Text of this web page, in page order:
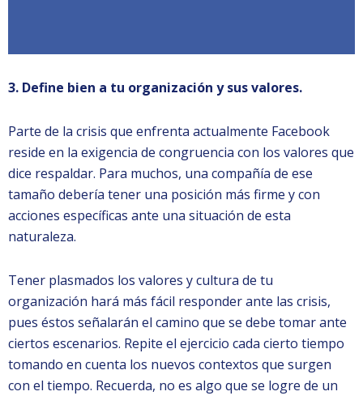
3. Define bien a tu organización y sus valores.
Parte de la crisis que enfrenta actualmente Facebook
reside en la exigencia de congruencia con los valores que
dice respaldar. Para muchos, una compañía de ese
tamaño debería tener una posición más firme y con
acciones específicas ante una situación de esta
naturaleza.
Tener plasmados los valores y cultura de tu
organización hará más fácil responder ante las crisis,
pues éstos señalarán el camino que se debe tomar ante
ciertos escenarios. Repite el ejercicio cada cierto tiempo
tomando en cuenta los nuevos contextos que surgen
con el tiempo. Recuerda, no es algo que se logre de un